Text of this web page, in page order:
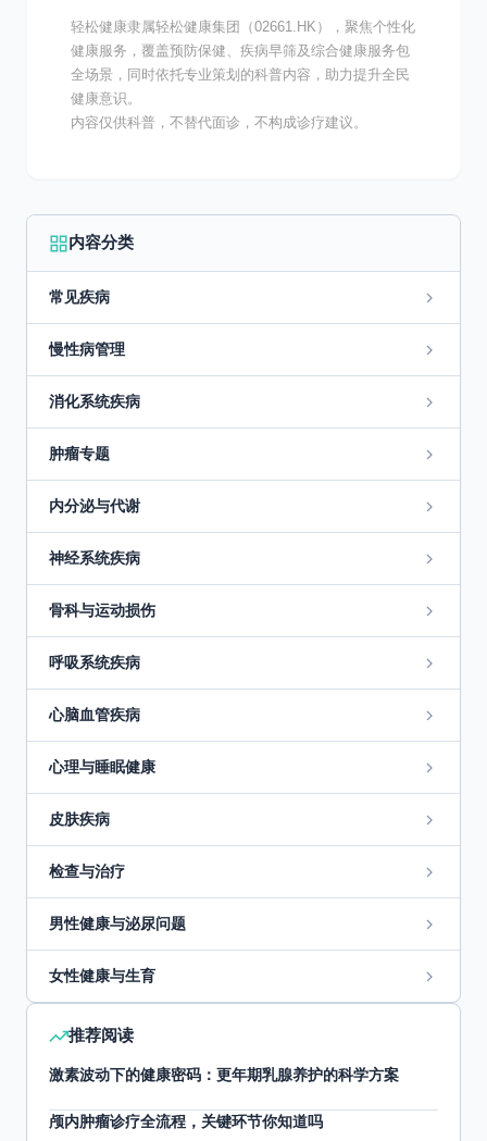
轻松健康隶属轻松健康集团（02661.HK），聚焦个性化
健康服务，覆盖预防保健、疾病早筛及综合健康服务包
全场景，同时依托专业策划的科普内容，助力提升全民
健康意识。
内容仅供科普，不替代面诊，不构成诊疗建议。
内容分类
常见疾病
慢性病管理
消化系统疾病
肿瘤专题
内分泌与代谢
神经系统疾病
骨科与运动损伤
呼吸系统疾病
心脑血管疾病
心理与睡眠健康
皮肤疾病
检查与治疗
男性健康与泌尿问题
女性健康与生育
推荐阅读
激素波动下的健康密码：更年期乳腺养护的科学方案
颅内肿瘤诊疗全流程，关键环节你知道吗